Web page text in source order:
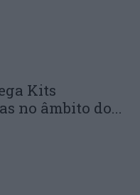
Kits
no âmbito do...